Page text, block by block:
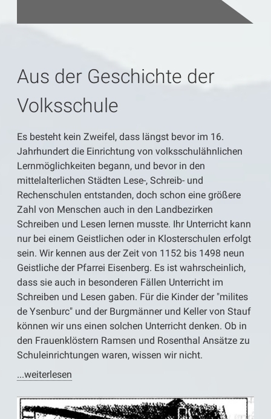
Aus der Geschichte der
Volksschule
Es besteht kein Zweifel, dass längst bevor im 16.
Jahrhundert die Einrichtung von volksschulähnlichen
Lernmöglichkeiten begann, und bevor in den
mittelalterlichen Städten Lese-, Schreib- und
Rechenschulen entstanden, doch schon eine größere
Zahl von Menschen auch in den Landbezirken
Schreiben und Lesen lernen musste. Ihr Unterricht kann
nur bei einem Geistlichen oder in Klosterschulen erfolgt
sein. Wir kennen aus der Zeit von 1152 bis 1498 neun
Geistliche der Pfarrei Eisenberg. Es ist wahrscheinlich,
dass sie auch in besonderen Fällen Unterricht im
Schreiben und Lesen gaben. Für die Kinder der "milites
de Ysenburc" und der Burgmänner und Keller von Stauf
können wir uns einen solchen Unterricht denken. Ob in
den Frauenklöstern Ramsen und Rosenthal Ansätze zu
Schuleinrichtungen waren, wissen wir nicht.
...weiterlesen